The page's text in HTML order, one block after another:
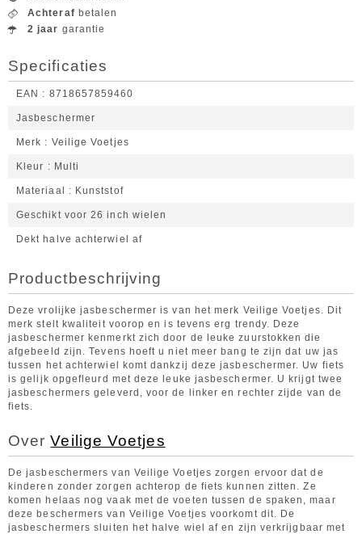
Achteraf betalen
2 jaar garantie
Specificaties
EAN 8718657859460
Jasbeschermer
Merk Veilige Voetjes
Kleur Multi
Materiaal Kunststof
Geschikt voor 26 inch wielen
Dekt halve achterwiel af
Productbeschrijving
Deze vrolijke jasbeschermer is van het merk Veilige Voetjes. Dit
merk stelt kwaliteit voorop en is tevens erg trendy. Deze
jasbeschermer kenmerkt zich door de leuke zuurstokken die
afgebeeld zijn. Tevens hoeft u niet meer bang te zijn dat uw jas
tussen het achterwiel komt dankzij deze jasbeschermer. Uw fiets
is gelijk opgefleurd met deze leuke jasbeschermer. U krijgt twee
jasbeschermers geleverd, voor de linker en rechter zijde van de
fiets.
OverVeilige Voetjes
De jasbeschermers van Veilige Voetjes zorgen ervoor dat de
kinderen zonder zorgen achterop de fiets kunnen zitten. Ze
komen helaas nog vaak met de voeten tussen de spaken, maar
deze beschermers van Veilige Voetjes voorkomt dit. De
jasbeschermers sluiten het halve wiel af en zijn verkrijgbaar met